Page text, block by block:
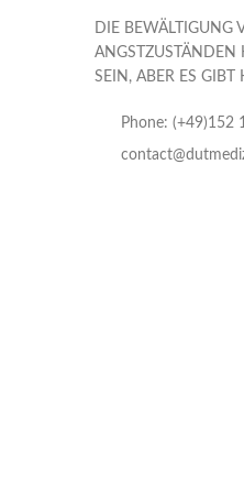
DIE BEWÄLTIGUNG
ANGSTZUSTÄNDEN
SEIN, ABER ES GIBT
Phone: (+49)152